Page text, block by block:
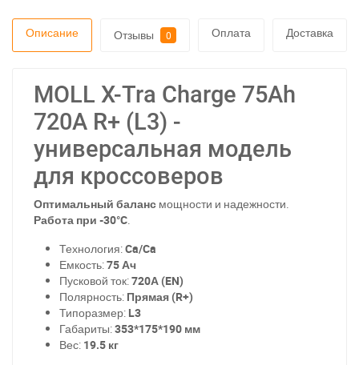
Описание Отзывы 0 Оплата Доставка
MOLL X-Tra Charge 75Ah
720A R+ (L3) -
универсальная модель
для кроссоверов
Оптимальный баланс мощности и надежности.
Работа при -30°C.
Технология:Ca/Ca
Емкость:75 Ач
Пусковой ток:720А (EN)
Полярность: Прямая (R+)
Типоразмер: L3
Габариты:353*175*190 мм
Вес: 19.5 кг